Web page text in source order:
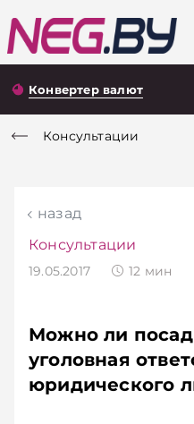
Конвертер валют
Консультации
назад
Консультации
19.05.2017 12 мин
Можно ли
уголовная
юридического